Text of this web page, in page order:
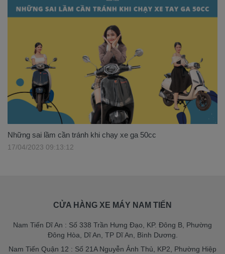
Những sai lầm cần tránh khi chạy xe ga 50cc
17/04/2023 09:13:12
CỬA HÀNG XE MÁY NAM TIẾN
Nam Tiến Dĩ An : Số 338 Trần Hưng Đạo, KP. Đông B, Phường
Đông Hòa, Dĩ An, TP Dĩ An, Bình Dương.
Nam Tiến Quận 12 : Số 21A Nguyễn Ảnh Thủ, KP2, Phường Hiệp